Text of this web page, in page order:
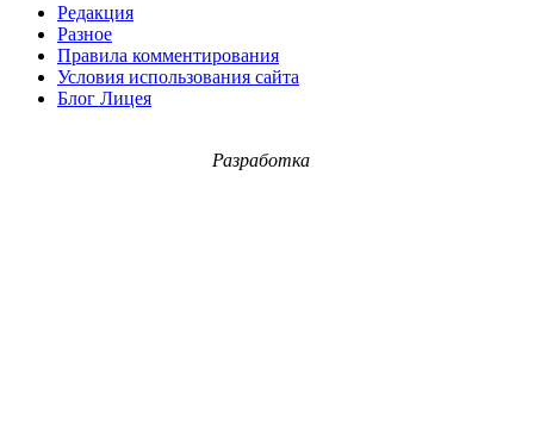
Редакция
Разное
Правила комментирования
Условия использования сайта
Блог Лицея
Разработка